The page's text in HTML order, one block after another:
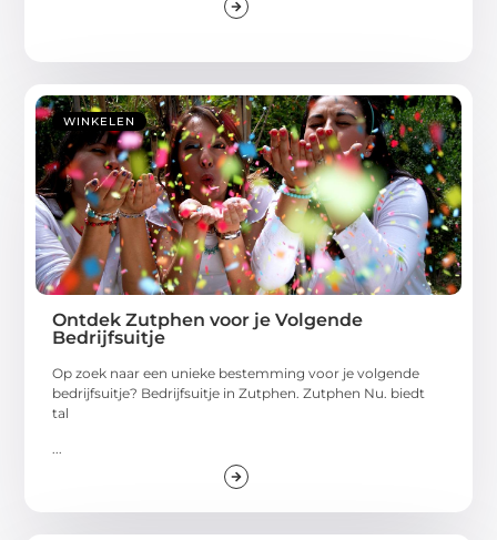
WINKELEN
Ontdek Zutphen voor je Volgende
Bedrijfsuitje
Op zoek naar een unieke bestemming voor je volgende
bedrijfsuitje? Bedrijfsuitje in Zutphen. Zutphen Nu. biedt
tal